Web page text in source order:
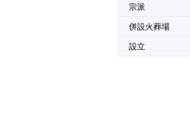
宗派
併設火葬場
設立